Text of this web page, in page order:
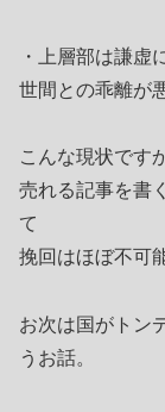
・上層部は謙虚
世間との乖離が
こんな現状です
売れる記事を書
て
挽回はほぼ不可
お次は国がトン
うお話。